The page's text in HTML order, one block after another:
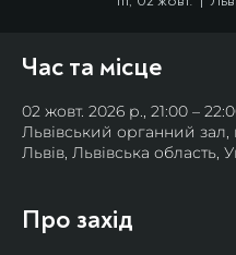
Час та місце
02 жовт. 2026 р., 21:00 –
Львівський органний
Львів, Львівська область,
Про захід